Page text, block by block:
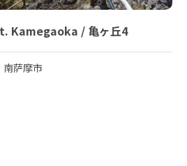
Kamegaoka / 亀ヶ丘4
南萨摩市